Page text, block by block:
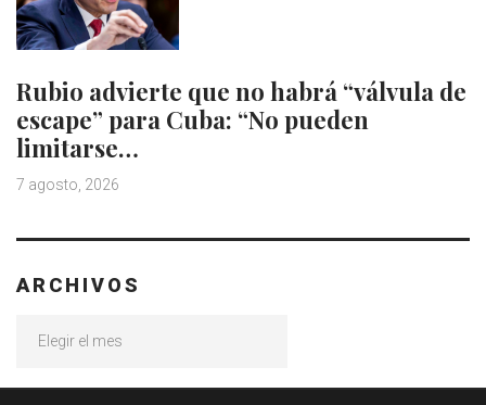
Rubio advierte que no habrá “válvula de
escape” para Cuba: “No pueden
limitarse…
7 agosto, 2026
ARCHIVOS